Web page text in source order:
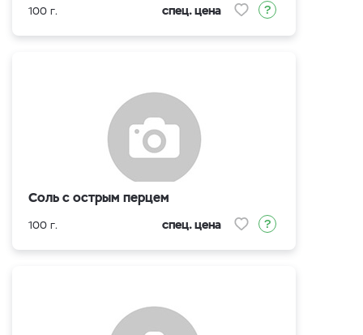
100 г. спец. цена
Соль с острым перцем
100 г. спец. цена